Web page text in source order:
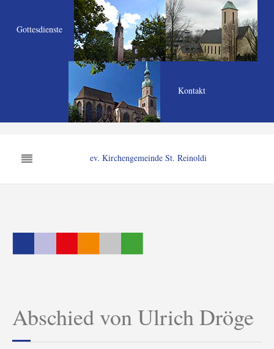
Gottesdienste
Kontakt
ev. Kirchengemeinde St. Reinoldi
Abschied von Ulrich Dröge